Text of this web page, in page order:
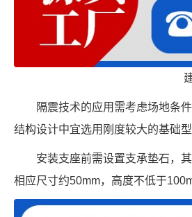
隔震技术的应用需考虑场地条
结构设计中宜选用刚度较大的基础
安装支座前需设置支承垫石，
相应尺寸约50mm，高度不低于